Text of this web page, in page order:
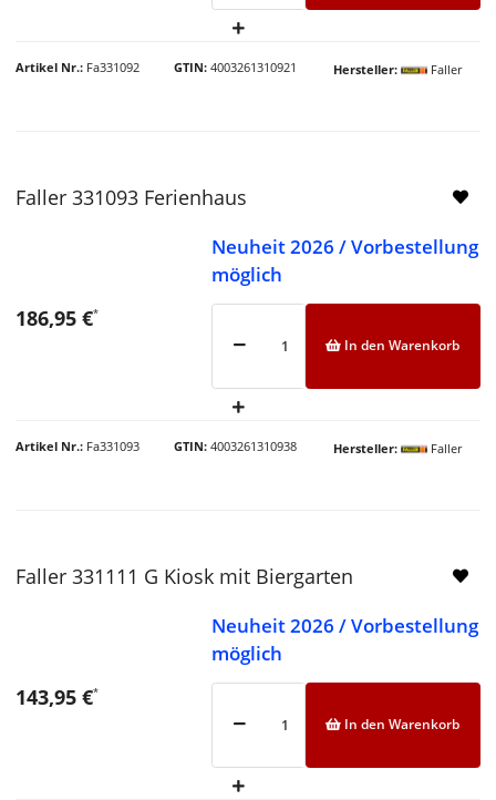
Artikel Nr. Fa331092 GTIN 4003261310921 Hersteller Faller
Faller 331093 Ferienhaus
Neuheit 2026 / Vorbestellung
möglich
Artikel Nr. Fa331093 GTIN 4003261310938 Hersteller Faller
186,95 €*
In den Warenkorb
Faller 331111 G Kiosk mit Biergarten
Neuheit 2026 / Vorbestellung
möglich
143,95 €*
In den Warenkorb